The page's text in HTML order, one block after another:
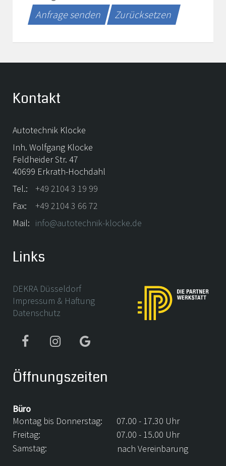
Anfrage senden Zurücksetzen
Kontakt
Autotechnik Klocke
Inh. Wolfgang Klocke
Feldheider Str. 47
40699 Erkrath-Hochdahl
Tel.:
+49 2104 3 19 99
Fax:
+49 2104 3 66 72
Mail: info@autotechnik-klocke.de
Links
DEKRA Düsseldorf
Impressum & Haftung
Datenschutz
Öffnungszeiten
Büro
Montag bis Donnerstag:
07.00 - 17.30 Uhr
Freitag:
07.00 - 15.00 Uhr
Samstag:
nach Vereinbarung